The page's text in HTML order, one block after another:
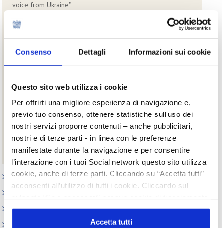
Consenso Dettagli Informazioni sui cookie
Questo sito web utilizza i cookie
Per offrirti una migliore esperienza di navigazione e,
previo tuo consenso, ottenere statistiche sull’uso dei
nostri servizi proporre contenuti – anche pubblicitari,
nostri e di terze parti - in linea con le preferenze
manifestate durante la navigazione e per consentire
l’interazione con i tuoi Social network questo sito utilizza
cookie, anche di terze parti. Cliccando su “Accetta tutti”
acconsenti all’utilizzo di tutti i cookie. Cliccando sul
o profilazione viene utilizzato. Cliccando su
“Personalizza le scelte” è possibile esprimere la propria
Accetta tutti
voice from Ukraine"
danneggiate dal conflitto in Ucraina
Crisi Russia - Ucraina: Operatività Fondo 394 a sostegno
delle imprese impattate nei loro approvvigionamenti da
"The impact of the Russia - Ukraine crisis on the beauty
sector in the Russian Federation and the EAEU"
The impact of the Russia - Ukraine crisis on the beauty
sector in the Russian Federation and the EAEU - 23 maggio
2022
Crisi Russia - Ucraina: Vademecum per la stipula di nuovi
contratti con controparti in Russia, Bielorussia o in territori
limitrofi
Paesi
Webinar